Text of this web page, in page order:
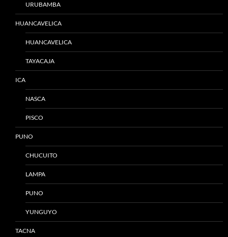
URUBAMBA
HUANCAVELICA
HUANCAVELICA
TAYACAJA
ICA
NASCA
PISCO
PUNO
CHUCUITO
LAMPA
PUNO
YUNGUYO
TACNA